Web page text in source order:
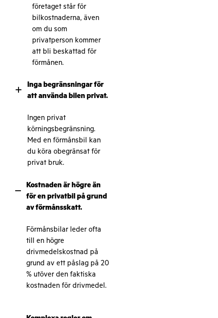
företaget står för
bilkostnaderna, även
om du som
privatperson kommer
att bli beskattad för
förmånen.
+
Inga begränsningar för
att använda bilen privat.
Ingen privat
körningsbegränsning.
Med en förmånsbil kan
du köra obegränsat för
privat bruk.
–
Kostnaden är högre än
för en privatbil på grund
av förmånsskatt.
Förmånsbilar leder ofta
till en högre
drivmedelskostnad på
grund av ett påslag på 20
% utöver den faktiska
kostnaden för drivmedel.